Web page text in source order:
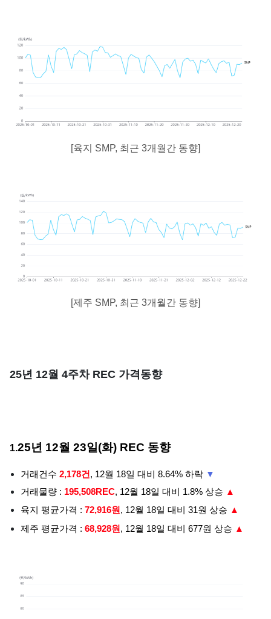
[육지 SMP, 최근 3개월간 동향]
[제주 SMP, 최근 3개월간 동향]
25년 12월 4주차 REC 가격동향
1.25년 12월 23일(화) REC 동향
거래건수 2,178건, 12월 18일 대비 8.64% 하락 ▼
거래물량 : 195,508REC, 12월 18일 대비 1.8% 상승 ▲
육지 평균가격 : 72,916원, 12월 18일 대비 31원 상승 ▲
제주 평균가격 : 68,928원, 12월 18일 대비 677원 상승 ▲